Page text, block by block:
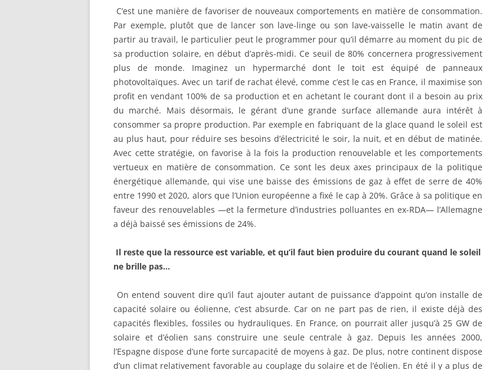
C’est une manière de favoriser de nouveaux comportements en matière de consommation.
Par exemple, plutôt que de lancer son lave-linge ou son lave-vaisselle le matin avant de
partir au travail, le particulier peut le programmer pour qu’il démarre au moment du pic de
sa production solaire, en début d’après-midi. Ce seuil de 80% concernera progressivement
plus de monde. Imaginez un hypermarché dont le toit est équipé de panneaux
photovoltaïques. Avec un tarif de rachat élevé, comme c’est le cas en France, il maximise son
profit en vendant 100% de sa production et en achetant le courant dont il a besoin au prix
du marché. Mais désormais, le gérant d’une grande surface allemande aura intérêt à
consommer sa propre production. Par exemple en fabriquant de la glace quand le soleil est
au plus haut, pour réduire ses besoins d’électricité le soir, la nuit, et en début de matinée.
Avec cette stratégie, on favorise à la fois la production renouvelable et les comportements
vertueux en matière de consommation. Ce sont les deux axes principaux de la politique
énergétique allemande, qui vise une baisse des émissions de gaz à effet de serre de 40%
entre 1990 et 2020, alors que l’Union européenne a fixé le cap à 20%. Grâce à sa politique en
faveur des renouvelables —et la fermeture d’industries polluantes en ex-RDA— l’Allemagne
a déjà baissé ses émissions de 24%.
Il reste que la ressource est variable, et qu’il faut bien produire du courant quand le soleil
ne brille pas…
On entend souvent dire qu’il faut ajouter autant de puissance d’appoint qu’on installe de
capacité solaire ou éolienne, c’est absurde. Car on ne part pas de rien, il existe déjà des
capacités flexibles, fossiles ou hydrauliques. En France, on pourrait aller jusqu’à 25 GW de
solaire et d’éolien sans construire une seule centrale à gaz. Depuis les années 2000,
l’Espagne dispose d’une forte surcapacité de moyens à gaz. De plus, notre continent dispose
d’un climat relativement favorable au couplage du solaire et de l’éolien. En été il y a plus de